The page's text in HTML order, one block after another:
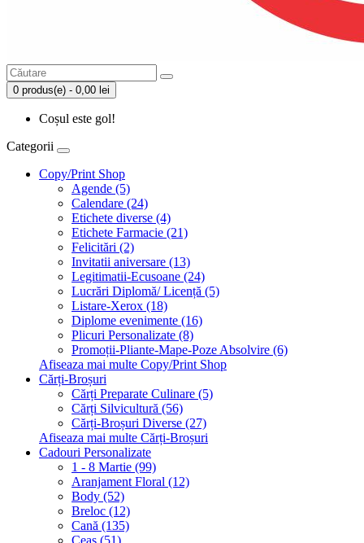
0 produs(e) - 0,00 lei
Coșul este gol!
Categorii
Copy/Print Shop
Agende (5)
Calendare (24)
Etichete diverse (4)
Etichete Farmacie (21)
Felicitări (2)
Invitatii aniversare (13)
Legitimatii-Ecusoane (24)
Lucrări Diplomă/ Licență (5)
Listare-Xerox (18)
Diplome evenimente (16)
Plicuri Personalizate (8)
Promoții-Pliante-Mape-Poze Absolvire (6)
Afiseaza mai multe Copy/Print Shop
Cărți-Broșuri
Cărți Preparate Culinare (5)
Cărți Silvicultură (56)
Cărți-Broșuri Diverse (27)
Afiseaza mai multe Cărți-Broșuri
Cadouri Personalizate
1 - 8 Martie (99)
Aranjament Floral (12)
Body (52)
Breloc (12)
Cană (135)
Ceas (51)